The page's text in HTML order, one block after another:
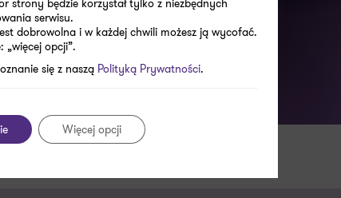
serwisu.
dobrowolna i w każdej chwili możesz ją wycofać.
opcji”.
się z naszą Polityką Prywatności.
Więcej opcji